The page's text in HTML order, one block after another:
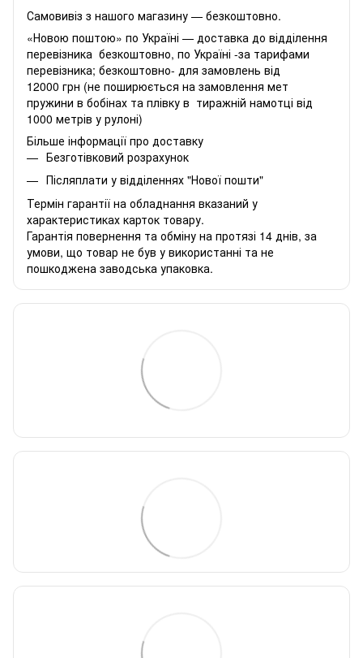
Самовивіз з нашого магазину — безкоштовно.
«Новою поштою» по Україні — доставка до відділення
перевізника безкоштовно, по Україні -за тарифами
перевізника; безкоштовно- для замовлень від
12000 грн (не поширюється на замовлення мет
пружини в бобінах та плівку в тиражній намотці від
1000 метрів у рулоні)
Більше інформації про доставку
Безготівковий розрахунок
Післяплати у відділеннях "Нової пошти"
Термін гарантії на обладнання вказаний у
характеристиках карток товару.
Гарантія повернення та обміну на протязі 14 днів, за
умови, що товар не був у використанні та не
пошкоджена заводська упаковка.